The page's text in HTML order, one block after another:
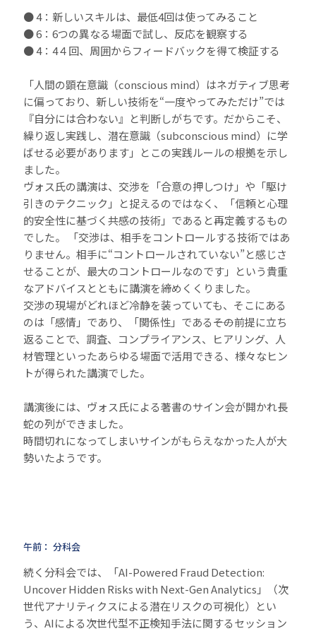
● 4：新しいスキルは、最低4回は使ってみること
● 6：6つの異なる場面で試し、反応を観察する
● 4：4４回、周囲からフィードバックを得て検証する
「人間の顕在意識（conscious mind）はネガティブ思考
に偏っており、新しい技術を“一度やってみただけ”では
『自分には合わない』と判断しがちです。だからこそ、
繰り返し実践し、潜在意識（subconscious mind）に学
ばせる必要があります」とこの実践ルールの根拠を示し
ました。
ヴォス氏の講演は、交渉を「合意の押しつけ」や「駆け
引きのテクニック」と捉えるのではなく、「信頼と心理
的安全性に基づく共感の技術」であると再定義するもの
でした。 「交渉は、相手をコントロールする技術ではあ
りません。相手に“コントロールされていない”と感じさ
せることが、最大のコントロールなのです」という貴重
なアドバイスとともに講演を締めくくりました。
交渉の現場がどれほど冷静を装っていても、そこにある
のは「感情」であり、「関係性」である――その前提に立ち
返ることで、調査、コンプライアンス、ヒアリング、人
材管理といったあらゆる場面で活用できる、様々なヒン
トが得られた講演でした。
講演後には、ヴォス氏による著書のサイン会が開かれ長
蛇の列ができました。
時間切れになってしまいサインがもらえなかった人が大
勢いたようです。
午前： 分科会
続く分科会では、「AI-Powered Fraud Detection:
Uncover Hidden Risks with Next-Gen Analytics」（次
世代アナリティクスによる潜在リスクの可視化）とい
う、AIによる次世代型不正検知手法に関するセッション